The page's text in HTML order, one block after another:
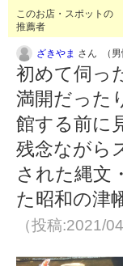
このお店・スポットの
推薦者
ざきやま さん （男
初めて伺っ
満開だった
館する前に
残念ながら
された縄文
た昭和の津
（投稿:2021/